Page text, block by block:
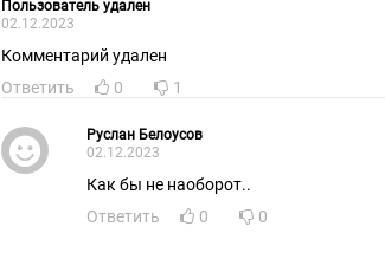
Пользователь удален
02.12.2023
Комментарий удален
Ответить
0 1
Руслан Белоусов
02.12.2023
Как бы не наоборот..
Ответить
0 0